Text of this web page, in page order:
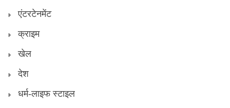
एंटरटेनमेंट
क्राइम
खेल
देश
धर्म-लाइफ स्टाइल